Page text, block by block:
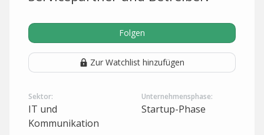
Folgen
Zur Watchlist hinzufügen
Sektor:
IT und
Kommunikation
Unternehmensphase:
Startup-Phase